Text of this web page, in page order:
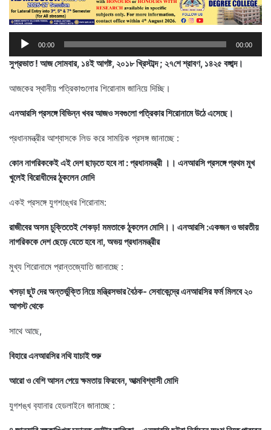
Audio
00:00 00:00
সুপ্রভাত ! আজ সোমবার, ১৪ই আগষ্ট, ২০১৮ খ্রিস্টাব্দ ; ২৭শে শ্রাবণ, ১৪২৫ বঙ্গাব্দ।
আজকের স্থানীয় পত্রিকাগুলোর শিরোনাম জানিয়ে দিচ্ছি।
এনআরসি প্রসঙ্গে বিভিন্ন খবর আজও সবগুলো পত্রিকার শিরোনামে উঠে এসেছে।
প্রধানমন্ত্রীর আশ্বাসকে লিড করে সাময়িক প্রসঙ্গ জানাচ্ছে :
কোন নাগরিককেই এই দেশ ছাড়তে হবে না : প্রধানমন্ত্রী ।। এনআরসি প্রসঙ্গে প্রথম মুখ
খুলেই বিরোধীদের ঠুকলেন মোদি
একই প্রসঙ্গে যুগশঙ্খের শিরোনাম:
রাজীবের অসম চুক্তিতেই শেকড়! মমতাকে ঠুকলেন মোদি।। এনআরসি :একজন ও ভারতীয়
নাগরিককে দেশ ছেড়ে যেতে হবে না, অভয় প্রধানমন্ত্রীর
মুখ্য শিরোনামে প্রান্তজ্যোতি জানাচ্ছে :
খসড়া ছুট দের অন্তর্ভুক্তি নিয়ে মন্ত্রিসভার বৈঠক- সেবাকেন্দ্রে এনআরসির ফর্ম মিলবে ২০
আগস্ট থেকে
সাথে আছে,
বিহারে এনআরসির নথি যাচাই শুরু
আরো ও বেশি আসন পেয়ে ক্ষমতায় ফিরবেন, আত্মবিশ্বাসী মোদি
যুগশঙ্খ ব‍্যানার হেডলাইনে জানাচ্ছে :